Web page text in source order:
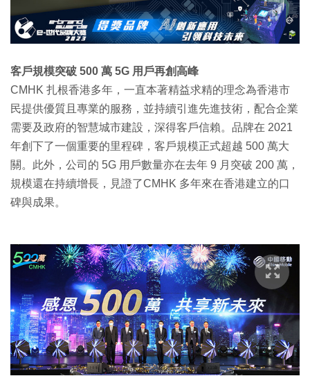
客戶規模突破 500 萬 5G 用戶再創高峰
CMHK 扎根香港多年，一直本著精益求精的理念為香港市
民提供優質且專業的服務，並持續引進先進技術，配合企業
需要及政府的智慧城市建設，深得客戶信賴。品牌在 2021
年創下了一個重要的里程碑，客戶規模正式超越 500 萬大
關。此外，公司的 5G 用戶數量亦在去年 9 月突破 200 萬，
規模還在持續增長，見證了CMHK 多年來在香港建立的口
碑與成果。